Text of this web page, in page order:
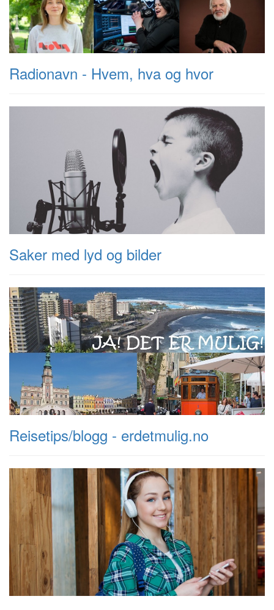
Radionavn - Hvem, hva og hvor
Saker med lyd og bilder
Reisetips/blogg - erdetmulig.no